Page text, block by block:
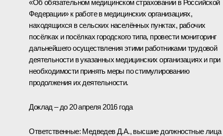
«Об обязательном медицинском страховании в Российской
Федерации» к работе в медицинских организациях,
находящихся в сельских населённых пунктах, рабочих
посёлках и посёлках городского типа, провести мониторинг
дальнейшего осуществления этими работниками трудовой
деятельности в указанных медицинских организациях и при
необходимости принять меры по стимулированию
продолжения их деятельности.
Доклад – до 20 апреля 2016 года
Ответственные: Медведев Д.А., высшие должностные лица